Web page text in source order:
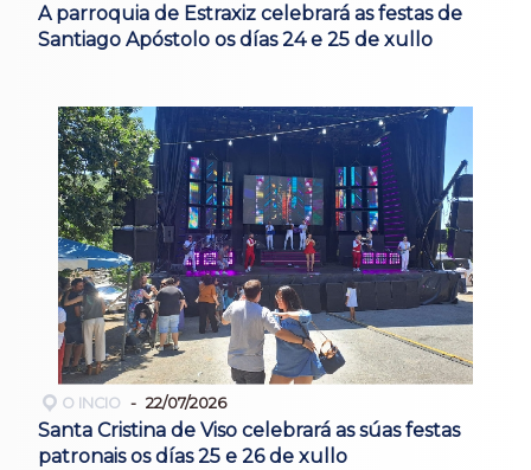
A parroquia de Estraxiz celebrará as festas de
Santiago Apóstolo os días 24 e 25 de xullo
O INCIO 22/07/2026
Santa Cristina de Viso celebrará as súas festas
patronais os días 25 e 26 de xullo